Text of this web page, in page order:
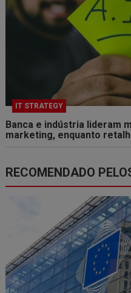
IT STRATEGY
Banca e indústria lideram
marketing, enquanto
RECOMENDADO